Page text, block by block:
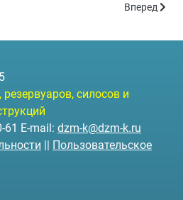
партии топливных резервуаров
Следующий:
Вперед
силосов и
61 E-mail: dzm-k@dzm-k.ru
|| Пользовательское